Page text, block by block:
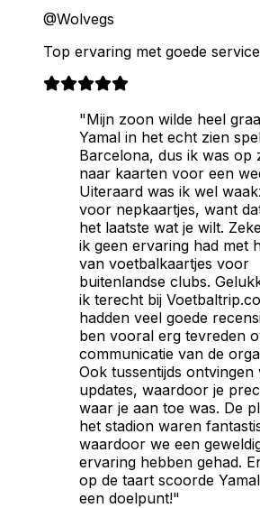
@Wolvegs
Top ervaring met goede
"Mijn zoon wilde heel
Yamal in het echt zien
Barcelona, dus ik was op
naar kaarten voor een
Uiteraard was ik wel
voor nepkaartjes, want
het laatste wat je wilt.
ik geen ervaring had met
van voetbalkaartjes voor
buitenlandse clubs.
ik terecht bij
hadden veel goede
ben vooral erg tevreden
communicatie van de
Ook tussentijds ontvingen
updates, waardoor je
waar je aan toe was. De
het stadion waren
waardoor we een
ervaring hebben gehad.
op de taart scoorde
een doelpunt!"